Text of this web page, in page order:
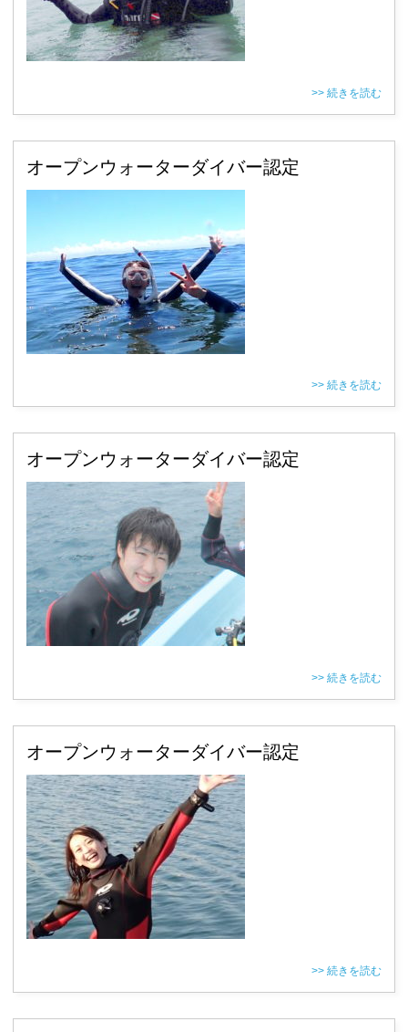
>> 続きを読む
オープンウォーターダイバー認定
>> 続きを読む
オープンウォーターダイバー認定
>> 続きを読む
オープンウォーターダイバー認定
>> 続きを読む